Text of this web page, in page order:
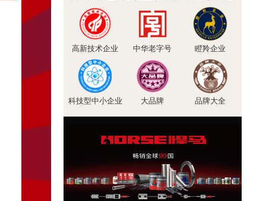
高新技术企业 中华老字号 瞪羚企业
科技型中小企业 大品牌 品牌大全